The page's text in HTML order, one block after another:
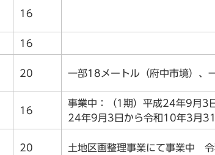
16
16
20 一部18メートル（府中市境）、
16
事業中：（1期）平成24年9月3
24年9月3日から令和10年3月
20 土地区画整理事業にて事業中